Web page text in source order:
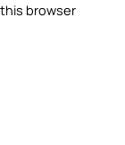
browser